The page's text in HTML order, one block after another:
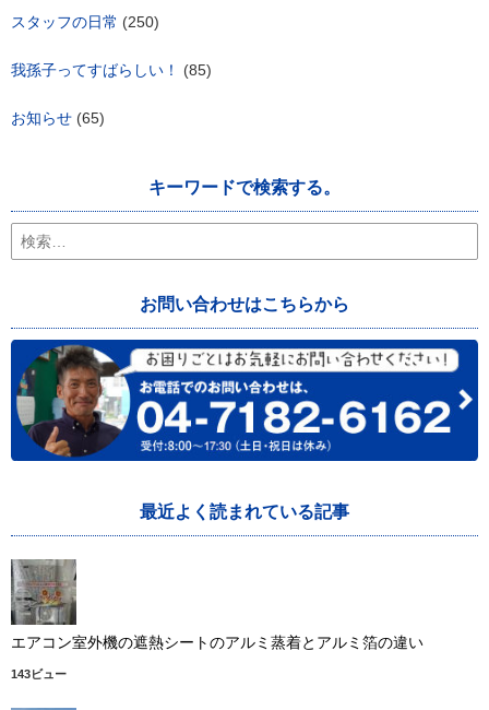
スタッフの日常 (250)
我孫子ってすばらしい！ (85)
お知らせ (65)
キーワードで検索する。
検
索:
お問い合わせはこちらから
最近よく読まれている記事
エアコン室外機の遮熱シートのアルミ蒸着とアルミ箔の違い
143ビュー